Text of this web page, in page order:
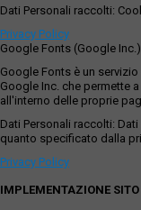
Dati Personali raccolti:
Privacy Policy
Google Fonts (Google Inc.)
Google Fonts è un
Google Inc. che permette
all'interno delle proprie
Dati Personali raccolti:
quanto specificato dalla
Privacy Policy
IMPLEMENTAZIONE SITO